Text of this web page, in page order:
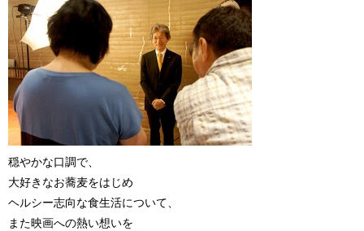
穏やかな口調で、
大好きなお蕎麦をはじめ
ヘルシー志向な食生活について、
また映画への熱い想いを